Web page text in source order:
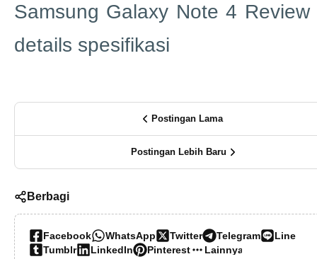
Samsung Galaxy Note 4 Review
details spesifikasi
Postingan Lama
Postingan Lebih Baru
Berbagi
Facebook WhatsApp Twitter Telegram
Line
Tumblr
LinkedIn Pinterest Lainnya…